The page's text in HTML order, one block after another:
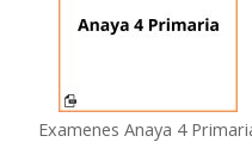
Examenes Anaya 4